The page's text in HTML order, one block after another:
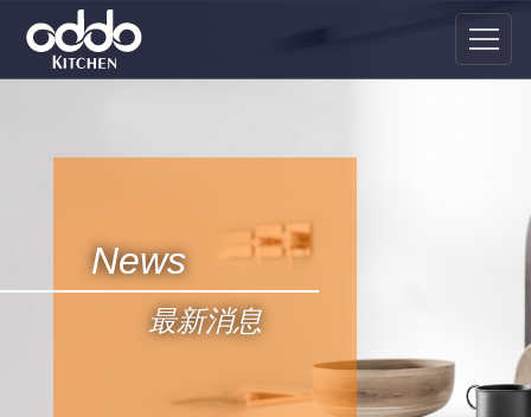
News
最新消息